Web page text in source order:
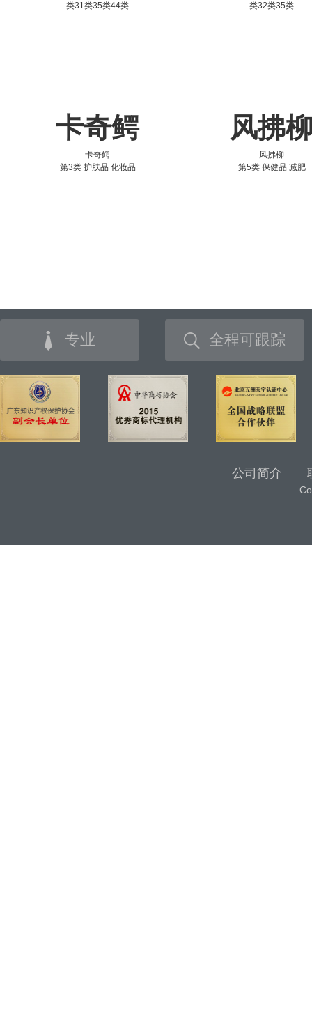
类31类35类44类
类32类35类
卡奇鳄
卡奇鳄
第3类 护肤品 化妆品
风拂
风拂柳
第5类 保健品 减肥
专业 全程可跟踪
公司简介